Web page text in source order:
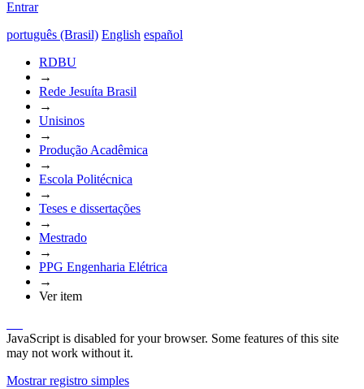
Entrar
português (Brasil) English español
RDBU
→
Rede Jesuíta Brasil
→
Unisinos
→
Produção Acadêmica
→
Escola Politécnica
→
Teses e dissertações
→
Mestrado
→
PPG Engenharia Elétrica
→
Ver item
JavaScript is disabled for your browser. Some features of this site
may not work without it.
Mostrar registro simples